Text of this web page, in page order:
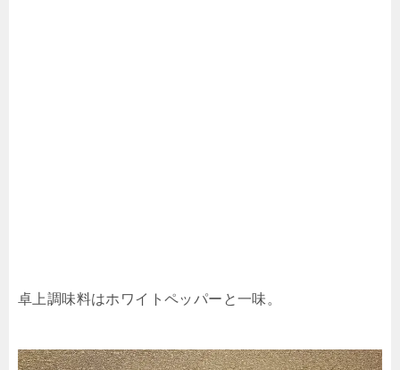
卓上調味料はホワイトペッパーと一味。